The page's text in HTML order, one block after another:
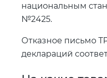
национальным
№2425.
Отказное письмо
деклараций